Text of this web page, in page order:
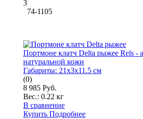
3
74-1105
Портмоне клатч Delta рыжее Rels -
натуральной кожи
Габариты: 21x3x11.5 см
(0)
8 985 Руб.
Вес.: 0.22 кг
В сравнение
Купить Подробнее